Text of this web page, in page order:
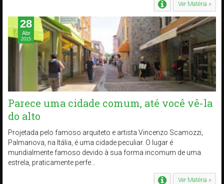
Ver Matéria »
Parece uma cidade comum, até você vê-la
do alto
Projetada pelo famoso arquiteto e artista Vincenzo Scamozzi,
Palmanova, na Itália, é uma cidade peculiar. O lugar é
mundialmente famoso devido à sua forma incomum de uma
estrela, praticamente perfe...
Ver Matéria »
28
Abr
2015